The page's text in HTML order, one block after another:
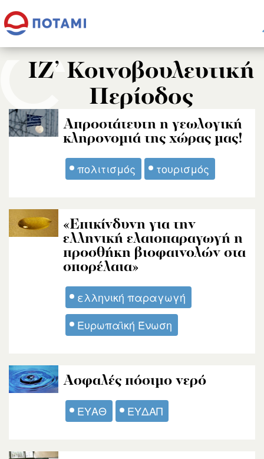
IΖ’ Κοινοβουλευτική
Περίοδος
Απροστάτευτη η γεωλογική
κληρονομιά της χώρας μας!
πολιτισμός τουρισμός
«Επικίνδυνη για την
ελληνική ελαιοπαραγωγή η
προσθήκη βιοφαινολών στα
σπορέλαια»
ελληνική παραγωγή
Ευρωπαϊκή Ένωση
Ασφαλές πόσιμο νερό
ΕΥΑΘ ΕΥΔΑΠ